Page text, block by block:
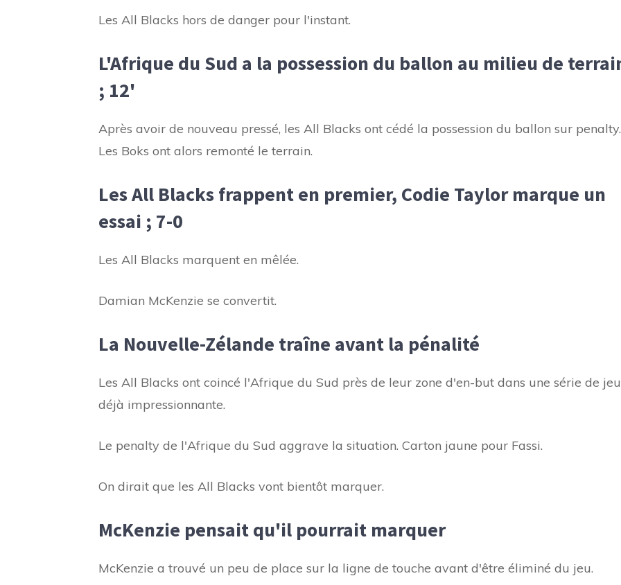
Les All Blacks hors de danger pour l'instant.
L'Afrique du Sud a la possession du ballon au milieu de
; 12'
Après avoir de nouveau pressé, les All Blacks ont cédé la possession du ballon sur penalty.
Les Boks ont alors remonté le terrain.
Les All Blacks frappent en premier, Codie Taylor marque un
essai ; 7-0
Les All Blacks marquent en mêlée.
Damian McKenzie se convertit.
La Nouvelle-Zélande traîne avant la pénalité
Les All Blacks ont coincé l'Afrique du Sud près de leur zone d'en-but dans une série de jeu
déjà impressionnante.
Le penalty de l'Afrique du Sud aggrave la situation. Carton jaune pour Fassi.
On dirait que les All Blacks vont bientôt marquer.
McKenzie pensait qu'il pourrait marquer
McKenzie a trouvé un peu de place sur la ligne de touche avant d'être éliminé du jeu.